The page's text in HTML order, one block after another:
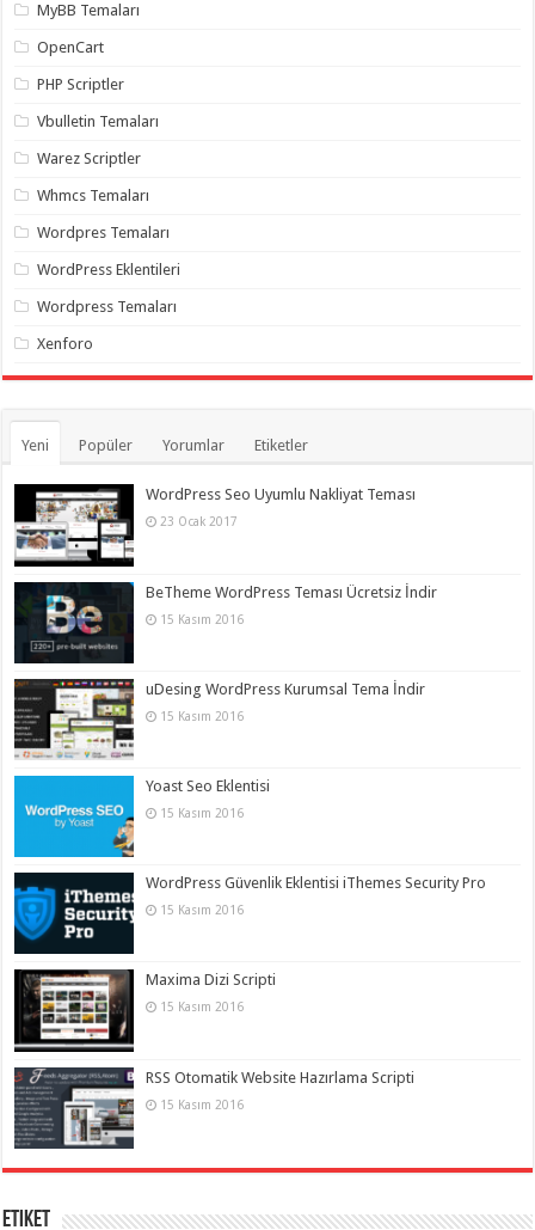
MyBB Temaları
OpenCart
PHP Scriptler
Vbulletin Temaları
Warez Scriptler
Whmcs Temaları
Wordpres Temaları
WordPress Eklentileri
Wordpress Temaları
Xenforo
Yeni Popüler Yorumlar Etiketler
WordPress Seo Uyumlu Nakliyat Teması
23 Ocak 2017
BeTheme WordPress Teması Ücretsiz İndir
15 Kasım 2016
uDesing WordPress Kurumsal Tema İndir
15 Kasım 2016
Yoast Seo Eklentisi
15 Kasım 2016
WordPress Güvenlik Eklentisi iThemes Security Pro
15 Kasım 2016
Maxima Dizi Scripti
15 Kasım 2016
RSS Otomatik Website Hazırlama Scripti
15 Kasım 2016
Etiket